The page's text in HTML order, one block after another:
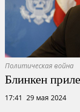
Политическая война
Блинкен
17:41 29 мая 2024